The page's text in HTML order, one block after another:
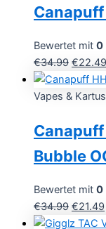
Canapuff
Bewertet mit 0
€34.99 €22.49
Vapes &
Canapuff
Bubble
Bewertet mit 0
€34.99 €21.49